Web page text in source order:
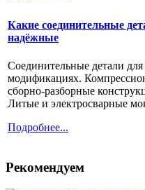
Какие соединительные
надёжные
Соединительные детали
модификациях.
сборно-разборные
Литые и электросварные
Подробнее...
Рекомендуем